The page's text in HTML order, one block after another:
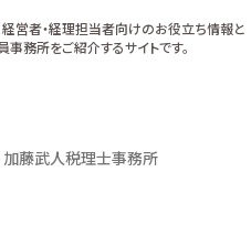
営者・経理担当者向けのお役立ち情報と
務所をご紹介するサイトです。
加藤武人税理士事務所